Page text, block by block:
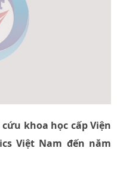
khoa học cấp Viện
Việt Nam đến năm